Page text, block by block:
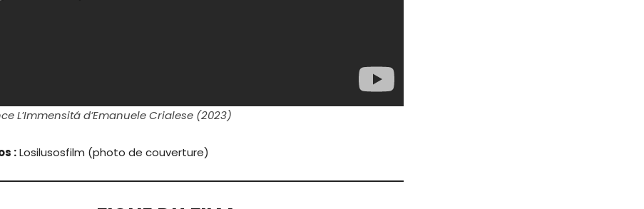
L’Immensitá d’Emanuele Crialese (2023)
:Losilusosfilm (photo de couverture)